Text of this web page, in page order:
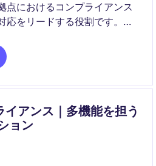
点におけるコンプライアンス
応をリードする役割です。ビ
ョンです。
アンス｜多機能を担う
ョン